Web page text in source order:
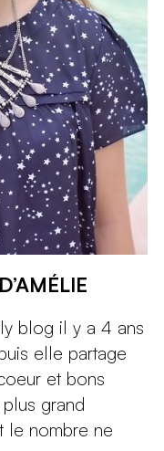
blog il y a 4 ans
elle partage
et bons
grand
le nombre ne